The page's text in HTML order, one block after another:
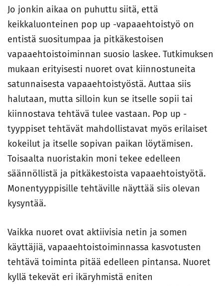
Jo jonkin aikaa on puhuttu siitä, että
keikkaluonteinen pop up -vapaaehtoistyö on
entistä suositumpaa ja pitkäkestoisen
vapaaehtoistoiminnan suosio laskee. Tutkimuksen
mukaan erityisesti nuoret ovat kiinnostuneita
satunnaisesta vapaaehtoistyöstä. Auttaa siis
halutaan, mutta silloin kun se itselle sopii tai
kiinnostava tehtävä tulee vastaan. Pop up -
tyyppiset tehtävät mahdollistavat myös erilaiset
kokeilut ja itselle sopivan paikan löytämisen.
Toisaalta nuoristakin moni tekee edelleen
säännöllistä ja pitkäkestoista vapaaehtoistyötä.
Monentyyppisille tehtäville näyttää siis olevan
kysyntää.
Vaikka nuoret ovat aktiivisia netin ja somen
käyttäjiä, vapaaehtoistoiminnassa kasvotusten
tehtävä toiminta pitää edelleen pintansa. Nuoret
kyllä tekevät eri ikäryhmistä eniten